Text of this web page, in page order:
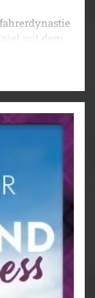
mit dem
an,
Zufall oder
kaum sein,
wahre
im
Liebe